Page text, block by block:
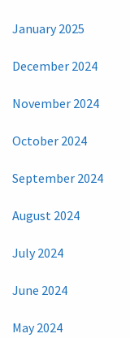
January 2025
December 2024
November 2024
October 2024
September 2024
August 2024
July 2024
June 2024
May 2024